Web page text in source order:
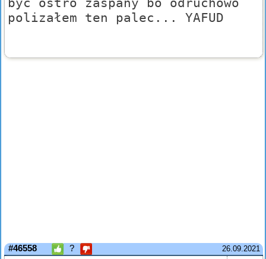
polizałem ten palec... YAFUD
26.09.2021
#46558 ?